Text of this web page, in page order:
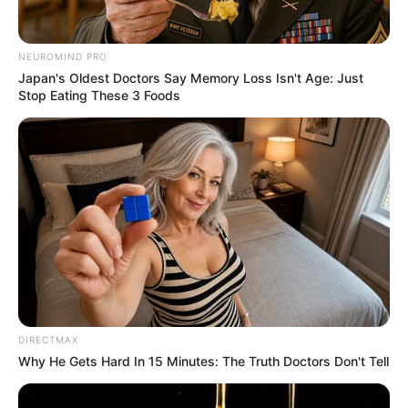
NEUROMIND PRO
Japan's Oldest Doctors Say Memory Loss Isn't Age: Just
Stop Eating These 3 Foods
DIRECTMAX
Why He Gets Hard In 15 Minutes: The Truth Doctors Don't Tell